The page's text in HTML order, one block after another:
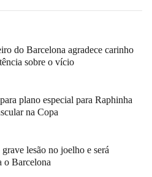
do Barcelona agradece carinho
sobre o vício
plano especial para Raphinha
na Copa
lesão no joelho e será
o Barcelona